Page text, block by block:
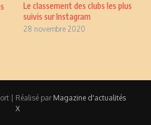
Le classement des clubs les plus
suivis sur Instagram
28 novembre 2020
| Réalisé par Magazine d'actualités
X